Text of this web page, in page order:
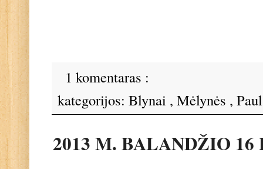
1 komentaras :
kategorijos: Blynai , Mėlynės ,
2013 M. BALANDŽIO